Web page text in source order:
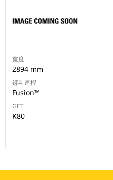
寬度
2894 mm
鏟斗連桿
Fusion™
GET
K80